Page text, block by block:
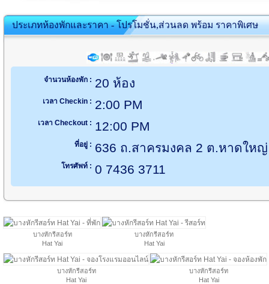
ประเภทห้องพักและราคา - โปรโมชั่น,ส่วนลด พร้อม ราคาพิเศษ
จำนวนห้องพัก : 20 ห้อง
เวลา Checkin : 2:00 PM
เวลา Checkout : 12:00 PM
ที่อยู่ : 636 ถ.สาครมงคล 2 ต.หาดให
โทรศัพท์ : 0 7436 3711
บางหักรีสอร์ท
Hat Yai
บางหักรีสอร์ท
Hat Yai
บางหักรีสอร์ท
Hat Yai
บางหักรีสอร์ท
Hat Yai